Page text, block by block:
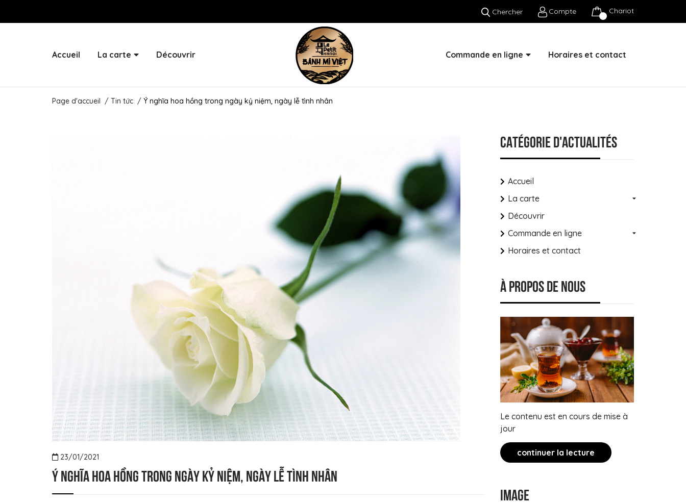
Chercher Compte Chariot
Accueil La carte Découvrir Commande en ligne Horaires et contact
Page d'accueil / Tin tức / Ý nghĩa hoa hồng trong ngày kỷ niệm, ngày lễ tình nhân
23/01/2021
Ý nghĩa hoa hồng trong ngày kỷ niệm, ngày lễ tình nhân
Catégorie d'actualités
Accueil
La carte
Découvrir
Commande en ligne
Horaires et contact
À propos de nous
Le contenu est en cours de mise à
jour
continuer la lecture
Image